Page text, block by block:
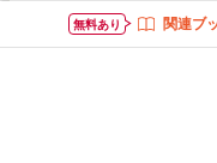
無料あり 関連ブ